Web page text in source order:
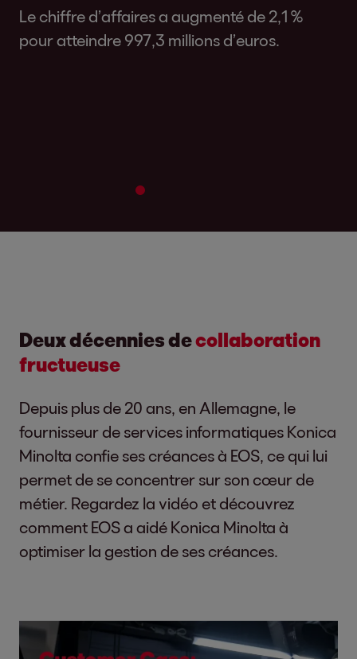
Le chiffre d’affaires a augmenté de 2,1 %
pour atteindre 997,3 millions d’euros.
Deux décennies decollaboration
fructueuse
Depuis plus de 20 ans, en Allemagne, le
fournisseur de services informatiques Konica
Minolta confie ses créances à EOS, ce qui lui
permet de se concentrer sur son cœur de
métier. Regardez la vidéo et découvrez
comment EOS a aidé Konica Minolta à
optimiser la gestion de ses créances.